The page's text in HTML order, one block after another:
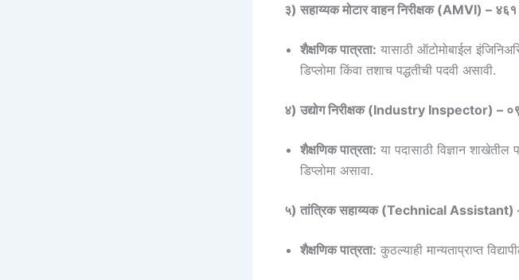
३) सहाय्यक मोटार वाहन निरीक्षक (AMVI) –
शैक्षणिक पात्रता: यासाठी ऑटोमोबाईल
डिप्लोमा किंवा तशाच पद्धतीची पदवी असावी.
४) उद्योग निरीक्षक (Industry Inspector) –
शैक्षणिक पात्रता: या पदासाठी विज्ञान
डिप्लोमा असावा.
५) तांत्रिक सहाय्यक (Technical Assistant)
शैक्षणिक पात्रता: कुठल्याही मान्यताप्राप्त